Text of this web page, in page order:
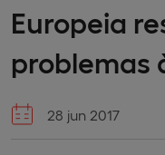
Europeia
problemas
28 jun 2017